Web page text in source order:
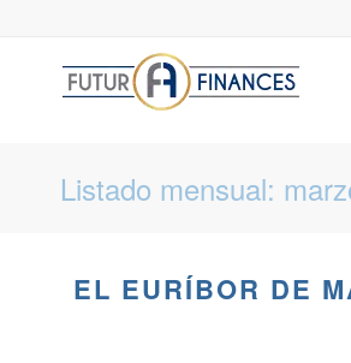
Listado mensual:
EL EURÍBOR DE